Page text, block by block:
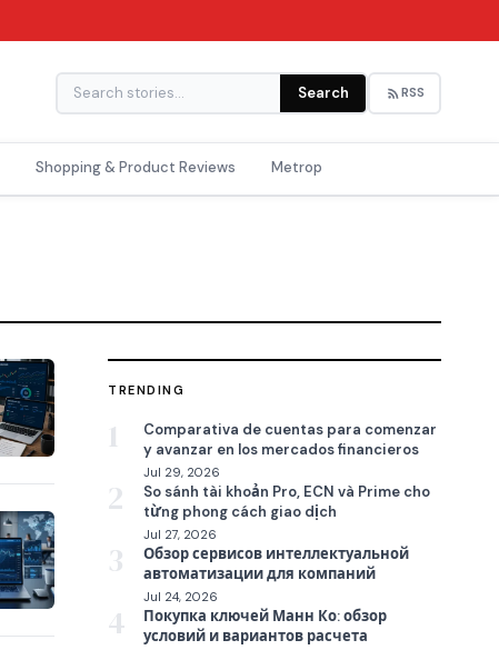
Search RSS
Shopping & Product Reviews Metrop
TRENDING
1
Comparativa de cuentas para comenzar
y avanzar en los mercados financieros
Jul 29, 2026
2
So sánh tài khoản Pro, ECN và Prime cho
từng phong cách giao dịch
Jul 27, 2026
3
Обзор сервисов интеллектуальной
автоматизации для компаний
Jul 24, 2026
4
Покупка ключей Манн Ко: обзор
условий и вариантов расчета